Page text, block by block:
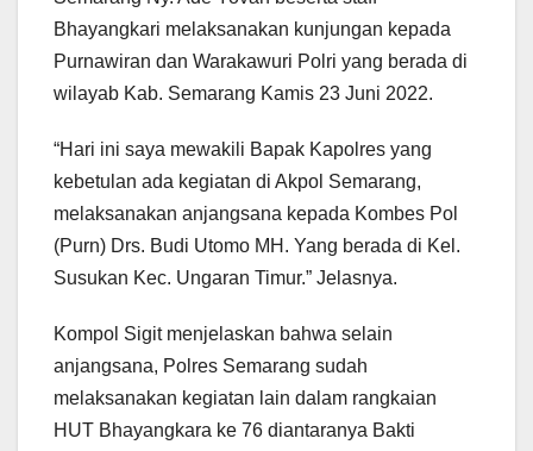
Bhayangkari melaksanakan kunjungan kepada
Purnawiran dan Warakawuri Polri yang berada di
wilayab Kab. Semarang Kamis 23 Juni 2022.
“Hari ini saya mewakili Bapak Kapolres yang
kebetulan ada kegiatan di Akpol Semarang,
melaksanakan anjangsana kepada Kombes Pol
(Purn) Drs. Budi Utomo MH. Yang berada di Kel.
Susukan Kec. Ungaran Timur.” Jelasnya.
Kompol Sigit menjelaskan bahwa selain
anjangsana, Polres Semarang sudah
melaksanakan kegiatan lain dalam rangkaian
HUT Bhayangkara ke 76 diantaranya Bakti